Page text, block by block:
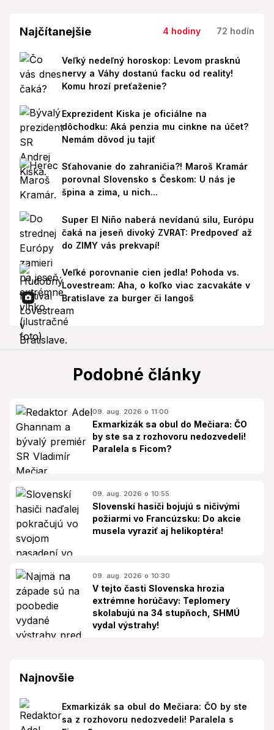
Najčítanejšie 4 hodiny 72 hodín
Veľký nedeľný horoskop: Levom prasknú
nervy a Váhy dostanú facku od reality!
Komu hrozí preťaženie?
Exprezident Kiska je oficiálne na
dôchodku: Aká penzia mu cinkne na účet?
Nemám dôvod ju tajiť
Sťahovanie do zahraničia?! Maroš Kramár
porovnal Slovensko s Českom: U nás je
špina a zima, u nich...
Super El Niño naberá nevídanú silu, Európu
čaká na jeseň divoký ZVRAT: Predpoveď až
do ZIMY vás prekvapí!
Veľké porovnanie cien jedla! Pohoda vs.
Lovestream: Aha, o koľko viac zacvakáte v
Bratislave za burger či langoš
Podobné články
09. aug. 2026 o 11:00
Exmarkizák sa obul do Mečiara: ČO
by ste sa z rozhovoru nedozvedeli!
Paralela s Ficom?
09. aug. 2026 o 10:55
Slovenskí hasiči bojujú s ničivými
požiarmi vo Francúzsku: Do akcie
musela vyraziť aj helikoptéra!
09. aug. 2026 o 10:30
V tejto časti Slovenska hrozia
extrémne horúčavy: Teplomery
skolabujú na 34 stupňoch, SHMÚ
vydal výstrahy!
Najnovšie
Exmarkizák sa obul do Mečiara: ČO by ste
sa z rozhovoru nedozvedeli! Paralela s